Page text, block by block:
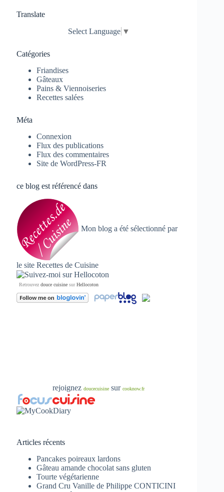
Translate
Select Language ▼
Catégories
Friandises
Gâteaux
Pains & Viennoiseries
Recettes salées
Méta
Connexion
Flux des publications
Flux des commentaires
Site de WordPress-FR
ce blog est référencé dans
Mon blog a été sélectionné par
le site Recettes de Cuisine
Retrouvez douce cuisine surHellocoton
rejoignezdoucecuisine surcooknow.fr
Articles récents
Pancakes poireaux lardons
Gâteau amande chocolat sans gluten
Tourte végétarienne
Grand Cru Vanille de Philippe CONTICINI